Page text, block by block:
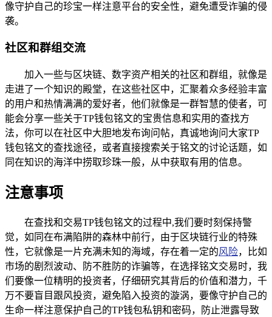
像守护自己的珍宝一样注意平台的安全性，避免遭受诈骗的侵
袭。
社区和群组交流
加入一些与区块链、数字资产相关的社区和群组，就像是
走进了一个知识的殿堂，在这些社区中，汇聚着众多经验丰富
的用户和热情满满的爱好者，他们就像是一群智慧的使者，可
能会分享一些关于TP钱包铭文的宝贵信息和实用的查找方
法，你可以在社区中大胆地发布询问帖，真诚地询问大家TP
钱包铭文的查找途径，或者直接搜索关于铭文的讨论话题，如
同在知识的海洋中捞取珍珠一般，从中获取有用的信息。
注意事项
在查找和交易TP钱包铭文的过程中,我们要时刻保持警
觉，如同在布满陷阱的森林中前行，由于区块链行业的特殊
性，它就像是一片充满未知的海域，存在着一定的风险，比如
市场的剧烈波动、防不胜防的诈骗等，在选择铭文交易时，我
们要像一位精明的投资者，仔细研究其背后的价值和潜力，千
万不要盲目跟风投资，避免陷入投资的漩涡，要像守护自己的
生命一样注意保护自己的TP钱包私钥和密码，防止泄露导致